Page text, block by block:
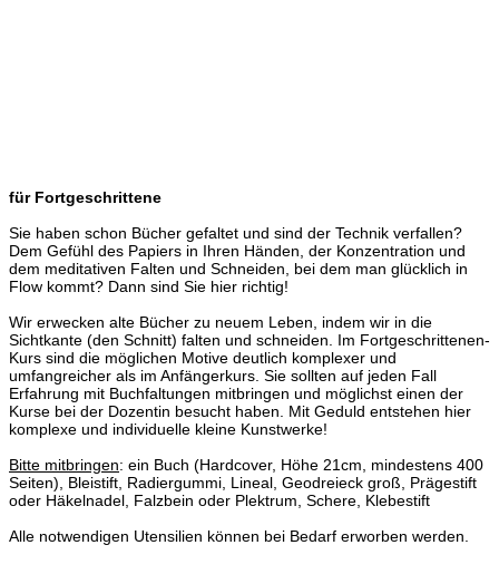
für Fortgeschrittene
Sie haben schon Bücher gefaltet und sind der Technik verfallen?
Dem Gefühl des Papiers in Ihren Händen, der Konzentration und
dem meditativen Falten und Schneiden, bei dem man glücklich in
Flow kommt? Dann sind Sie hier richtig!
Wir erwecken alte Bücher zu neuem Leben, indem wir in die
Sichtkante (den Schnitt) falten und schneiden. Im Fortgeschrittenen-
Kurs sind die möglichen Motive deutlich komplexer und
umfangreicher als im Anfängerkurs. Sie sollten auf jeden Fall
Erfahrung mit Buchfaltungen mitbringen und möglichst einen der
Kurse bei der Dozentin besucht haben. Mit Geduld entstehen hier
komplexe und individuelle kleine Kunstwerke!
Bitte mitbringen: ein Buch (Hardcover, Höhe 21cm, mindestens 400
Seiten), Bleistift, Radiergummi, Lineal, Geodreieck groß, Prägestift
oder Häkelnadel, Falzbein oder Plektrum, Schere, Klebestift
Alle notwendigen Utensilien können bei Bedarf erworben werden.